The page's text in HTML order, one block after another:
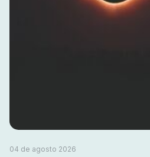
04 de agosto 2026